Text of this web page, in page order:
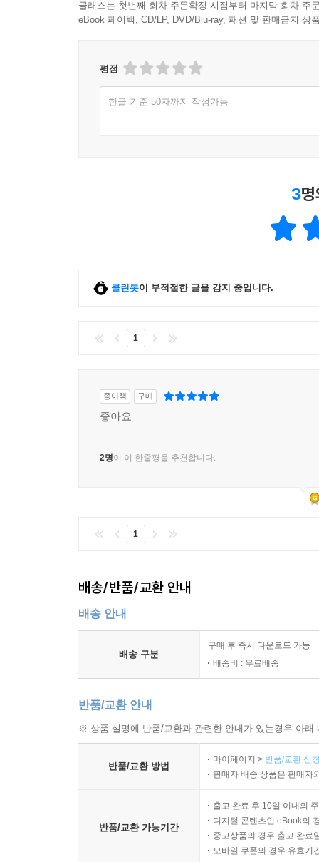
클래스는 첫번째 회차 주문확정 시점부터 마지막 회차 주
eBook 페이백, CD/LP, DVD/Blu-ray, 패션 및 판매금지 상
평점
한글 기준 50자까지 작성가능
3
클린봇이 부적절한 글을 감지 중입니다.
1
종이책 구매
좋아요
2명이 이 한줄평을 추천합니다.
1
배송/반품/교환 안내
배송 안내
배송 구분
구매 후 즉시 다운로드 가능
배송비 : 무료배송
반품/교환 안내
※ 상품 설명에 반품/교환과 관련한 안내가 있는경우 아
반품/교환 방법
마이페이지 > 반품/교환 신
판매자 배송 상품은 판매자
반품/교환 가능기간
출고 완료 후 10일 이내의
디지털 콘텐츠인 eBook의
중고상품의 경우 출고 완료
모바일 쿠폰의 경우 유효기